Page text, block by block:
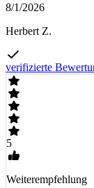
8/1/2026
Herbert Z.
verifizierte
5
Weiterempfehlung